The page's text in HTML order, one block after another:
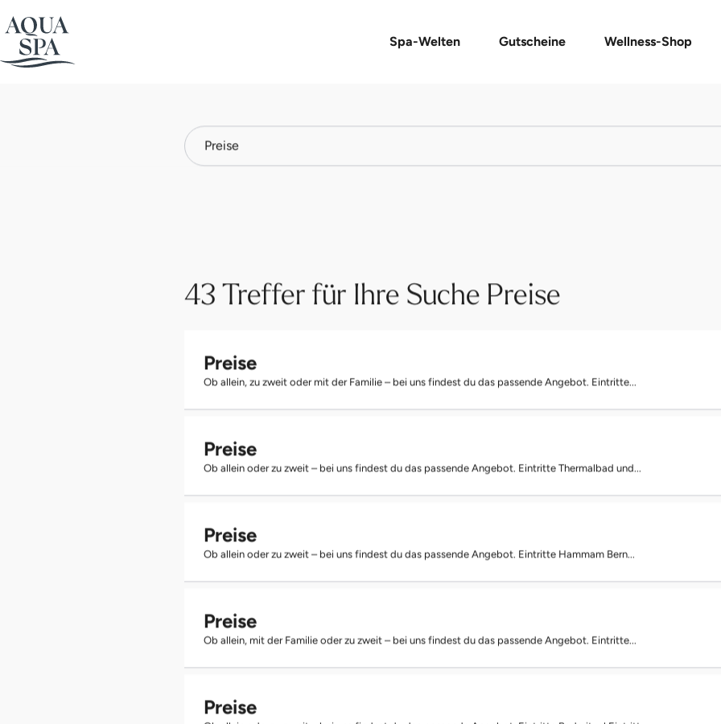
Spa-Welten Gutscheine Wellness-Shop
Aqua Spa-Welten
43 Treffer für Ihre Suche Preise
Preise
Ob allein, zu zweit oder mit der Familie – bei uns findest du das passende Angebot. Eintritte...
Preise
Ob allein oder zu zweit – bei uns findest du das passende Angebot. Eintritte Thermalbad und...
Preise
Ob allein oder zu zweit – bei uns findest du das passende Angebot. Eintritte Hammam Bern...
Preise
Ob allein, mit der Familie oder zu zweit – bei uns findest du das passende Angebot. Eintritte...
Preise